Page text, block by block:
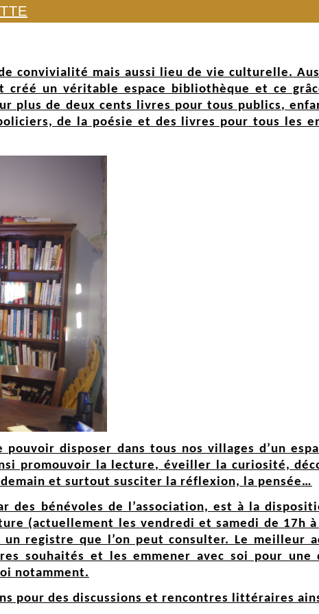
de convivialité mais aussi lieu de vie culturelle.
un véritable espace bibliothèque et ce
plus de deux cents livres pour tous publics,
de la poésie et des livres pour tous les
disposer dans tous nos villages d’un
promouvoir la lecture, éveiller la curiosité,
demain et surtout susciter la réflexion, la pensée…
des bénévoles de l’association, est à la
(actuellement les vendredi et samedi de 17h à
registre que l’on peut consulter. Le meilleur
souhaités et les emmener avec soi pour une
notamment.
pour des discussions et rencontres littéraires